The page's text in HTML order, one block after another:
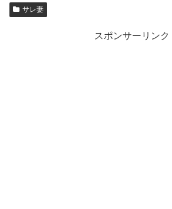
サレ妻
スポンサーリンク